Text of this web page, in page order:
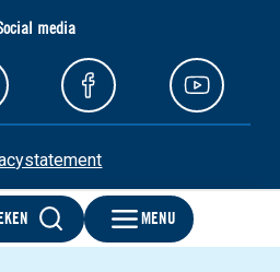
MENU
media
Cookies